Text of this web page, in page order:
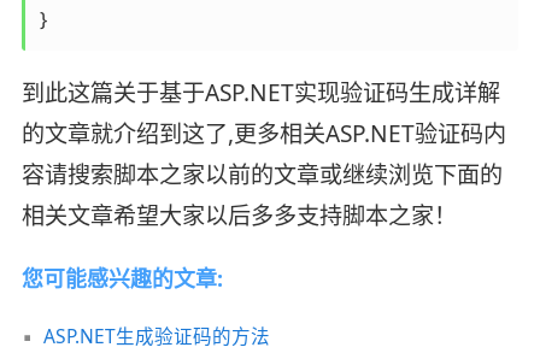
}
到此这篇关于基于ASP.NET实现验证码生成详解
的文章就介绍到这了,更多相关ASP.NET验证码内
容请搜索脚本之家以前的文章或继续浏览下面的
相关文章希望大家以后多多支持脚本之家！
您可能感兴趣的文章:
ASP.NET生成验证码的方法